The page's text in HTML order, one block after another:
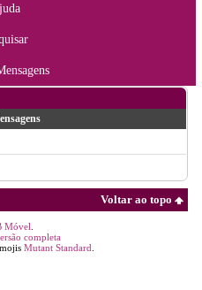
Voltar ao topo
Móvel
completa
Mutant Standard